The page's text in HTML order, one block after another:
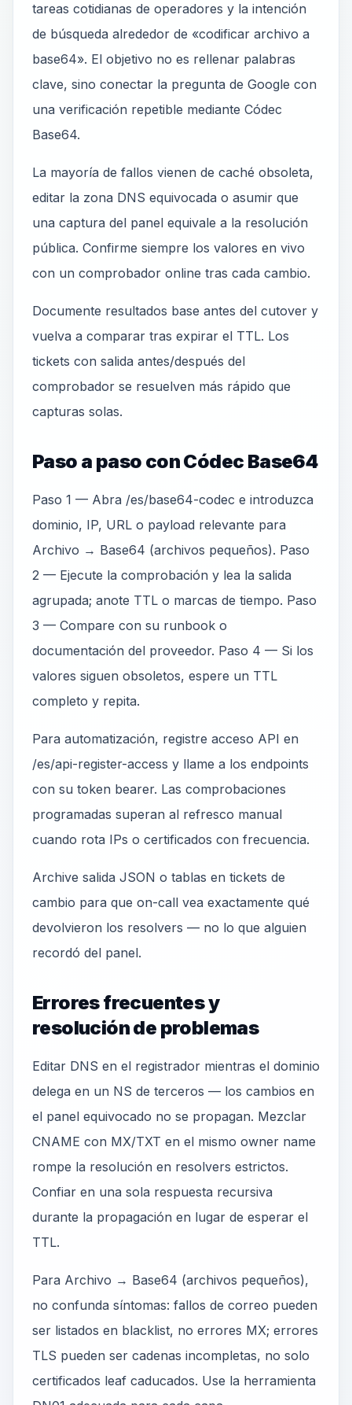
tareas cotidianas de operadores y la intención
de búsqueda alrededor de «codificar archivo a
base64». El objetivo no es rellenar palabras
clave, sino conectar la pregunta de Google con
una verificación repetible mediante Códec
Base64.
La mayoría de fallos vienen de caché obsoleta,
editar la zona DNS equivocada o asumir que
una captura del panel equivale a la resolución
pública. Confirme siempre los valores en vivo
con un comprobador online tras cada cambio.
Documente resultados base antes del cutover y
vuelva a comparar tras expirar el TTL. Los
tickets con salida antes/después del
comprobador se resuelven más rápido que
capturas solas.
Paso a paso con Códec Base64
Paso 1 — Abra /es/base64-codec e introduzca
dominio, IP, URL o payload relevante para
Archivo → Base64 (archivos pequeños). Paso
2 — Ejecute la comprobación y lea la salida
agrupada; anote TTL o marcas de tiempo. Paso
3 — Compare con su runbook o
documentación del proveedor. Paso 4 — Si los
valores siguen obsoletos, espere un TTL
completo y repita.
Para automatización, registre acceso API en
/es/api-register-access y llame a los endpoints
con su token bearer. Las comprobaciones
programadas superan al refresco manual
cuando rota IPs o certificados con frecuencia.
Archive salida JSON o tablas en tickets de
cambio para que on-call vea exactamente qué
devolvieron los resolvers — no lo que alguien
recordó del panel.
Errores frecuentes y
resolución de problemas
Editar DNS en el registrador mientras el dominio
delega en un NS de terceros — los cambios en
el panel equivocado no se propagan. Mezclar
CNAME con MX/TXT en el mismo owner name
rompe la resolución en resolvers estrictos.
Confiar en una sola respuesta recursiva
durante la propagación en lugar de esperar el
TTL.
Para Archivo → Base64 (archivos pequeños),
no confunda síntomas: fallos de correo pueden
ser listados en blacklist, no errores MX; errores
TLS pueden ser cadenas incompletas, no solo
certificados leaf caducados. Use la herramienta